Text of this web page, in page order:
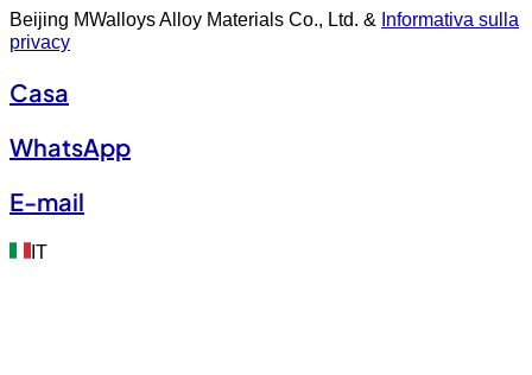
Beijing MWalloys Alloy Materials Co., Ltd. & Informativa sulla
privacy
Casa
WhatsApp
E-mail
IT